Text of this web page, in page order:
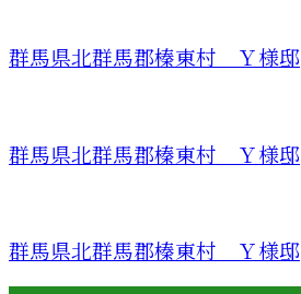
群馬県北群馬郡榛東村 Ｙ様邸
群馬県北群馬郡榛東村 Ｙ様邸
群馬県北群馬郡榛東村 Ｙ様邸